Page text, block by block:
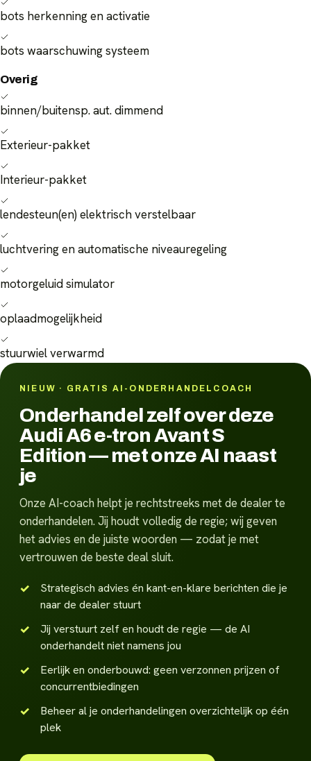
bots herkenning en activatie
bots waarschuwing systeem
Overig
binnen/buitensp. aut. dimmend
Exterieur-pakket
Interieur-pakket
lendesteun(en) elektrisch verstelbaar
luchtvering en automatische niveauregeling
motorgeluid simulator
oplaadmogelijkheid
stuurwiel verwarmd
NIEUW · GRATIS AI-ONDERHANDELCOACH
Onderhandel zelf over deze
Audi A6 e-tron Avant S
Edition — met onze AI naast
je
Onze AI-coach helpt je rechtstreeks met de dealer te
onderhandelen. Jij houdt volledig de regie; wij geven
het advies en de juiste woorden — zodat je met
vertrouwen de beste deal sluit.
Strategisch advies én kant-en-klare berichten die je
naar de dealer stuurt
Jij verstuurt zelf en houdt de regie — de AI
onderhandelt niet namens jou
Eerlijk en onderbouwd: geen verzonnen prijzen of
concurrentbiedingen
Beheer al je onderhandelingen overzichtelijk op één
plek